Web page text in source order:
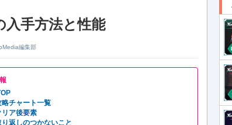
入手方法と性能
編集部
略チャート一覧
リア後要素
返しのつかないこと